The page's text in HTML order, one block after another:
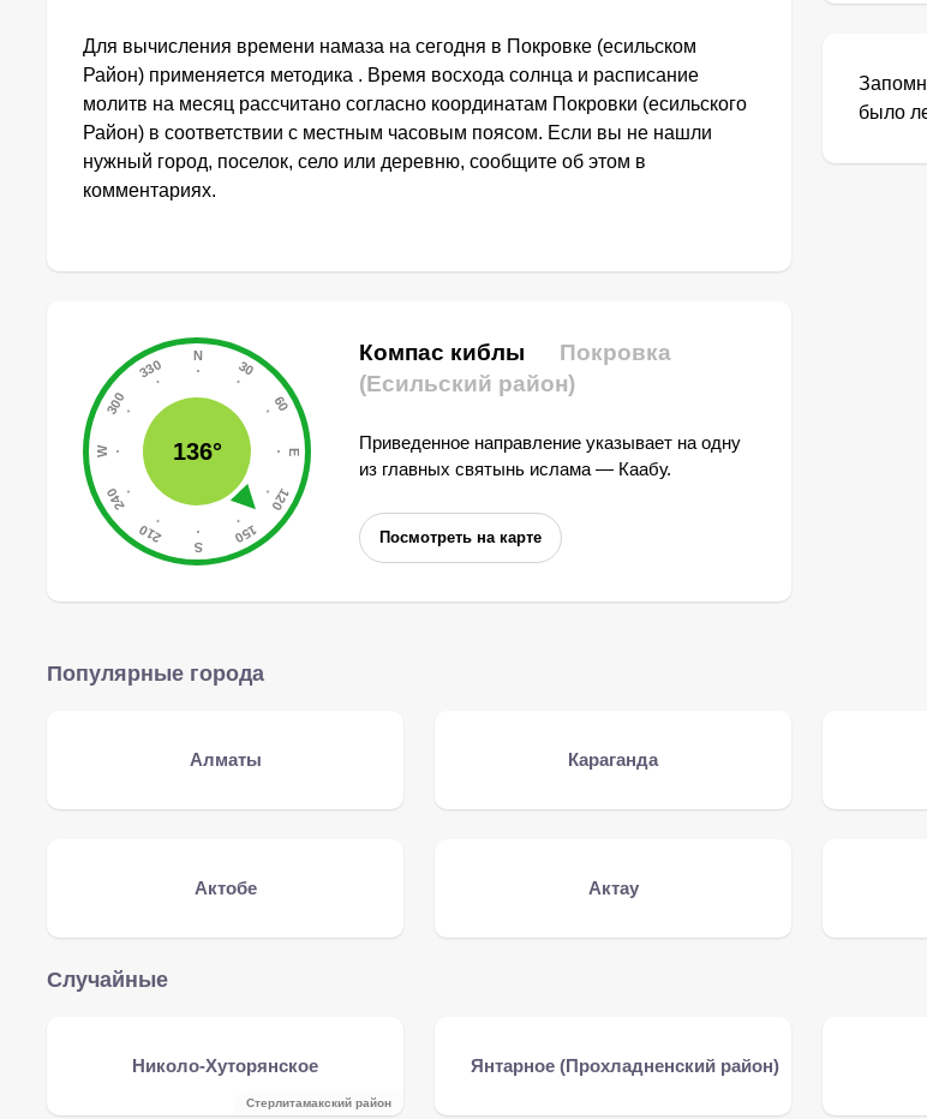
Для вычисления времени намаза на сегодня в Покровке (есильском
Район) применяется методика . Время восхода солнца и расписание
молитв на месяц рассчитано согласно координатам Покровки (есильского
Район) в соответствии с местным часовым поясом. Если вы не нашли
нужный город, поселок, село или деревню, сообщите об этом в
комментариях.
136°
Компас киблы
Покровка
(Есильский район)
Приведенное направление указывает на одну
из главных святынь ислама — Каабу.
Посмотреть на карте
было
Популярные города
Алматы Караганда
Актобе Актау
Случайные
Николо-Хуторянское
Стерлитамакский район
Янтарное (Прохладненский район)